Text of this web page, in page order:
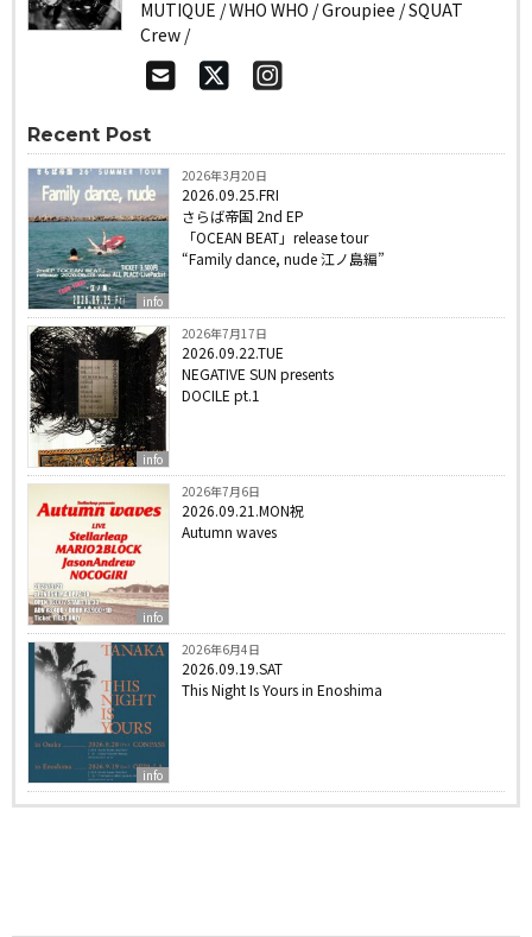
MUTIQUE / WHO WHO / Groupiee / SQUAT
Crew /
Recent Post
info
2026年3月20日
2026.09.25.FRI
さらば帝国 2nd EP
「OCEAN BEAT」release tour
“Family dance, nude 江ノ島編”
info
2026年7月17日
2026.09.22.TUE
NEGATIVE SUN presents
DOCILE pt.1
info
2026年7月6日
2026.09.21.MON祝
Autumn waves
info
2026年6月4日
2026.09.19.SAT
This Night Is Yours in Enoshima